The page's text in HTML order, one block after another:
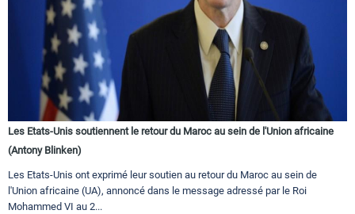
Les Etats-Unis soutiennent le retour du Maroc au sein de l'Union africaine
(Antony Blinken)
Les Etats-Unis ont exprimé leur soutien au retour du Maroc au sein de
l'Union africaine (UA), annoncé dans le message adressé par le Roi
Mohammed VI au 2...